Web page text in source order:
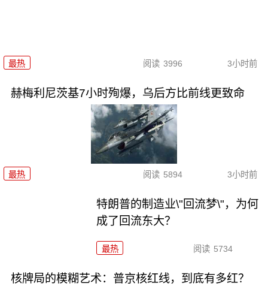
最热 阅读 3996 3小时前
赫梅利尼茨基7小时殉爆，乌后方比前线更致命
最热 阅读 5894 3小时前
特朗普的制造业\"回流梦\"，为何
成了回流东大？
最热 阅读 5734
核牌局的模糊艺术：普京核红线，到底有多红？